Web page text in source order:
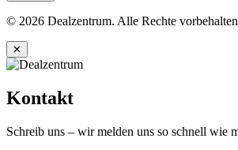
© 2026 Dealzentrum. Alle Rechte
✕
Kontakt
Schreib uns – wir melden uns so schnell wie